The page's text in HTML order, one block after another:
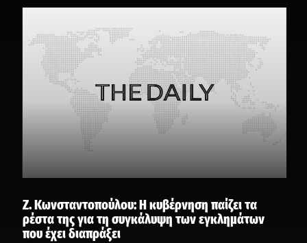
Ζ. Κωνσταντοπούλου: H κυβέρνηση παίζει τα
ρέστα της για τη συγκάλυψη των εγκλημάτων
που έχει διαπράξει